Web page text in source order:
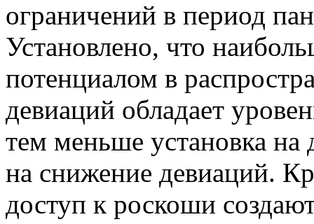
ограничений в период
Установлено, что
потенциалом в
девиаций обладает
тем меньше установка на
на снижение девиаций.
доступ к роскоши